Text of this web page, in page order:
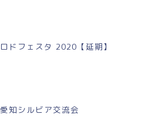
ロドフェスタ 2020【延期】
愛知シルビア交流会